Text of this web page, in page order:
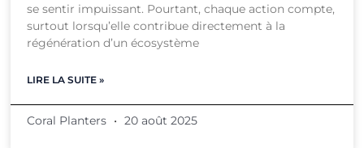
se sentir impuissant. Pourtant, chaque action compte,
surtout lorsqu’elle contribue directement à la
régénération d’un écosystème
LIRE LA SUITE »
Coral Planters 20 août 2025